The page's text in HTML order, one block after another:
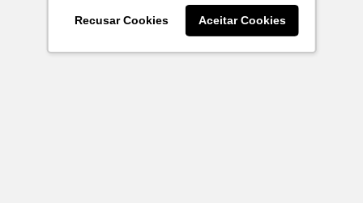
Recusar Cookies Aceitar Cookies